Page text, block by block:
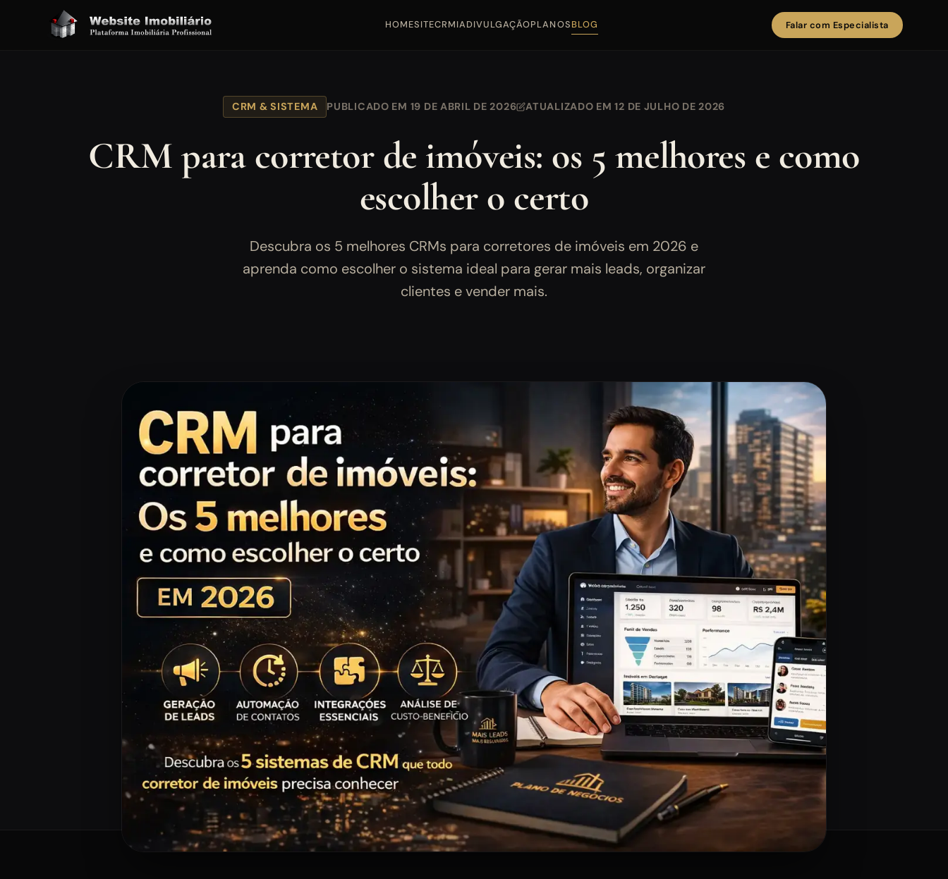
HOMESITECRMIADIVULGAÇÃOPLANOSBLOG Falar com Especialista
CRM & SISTEMA PUBLICADO EM 19 DE ABRIL DE 2026 ATUALIZADO EM 12 DE JULHO DE 2026
CRM para corretor de imóveis: os 5 melhores e como
escolher o certo
Descubra os 5 melhores CRMs para corretores de imóveis em 2026 e
aprenda como escolher o sistema ideal para gerar mais leads, organizar
clientes e vender mais.